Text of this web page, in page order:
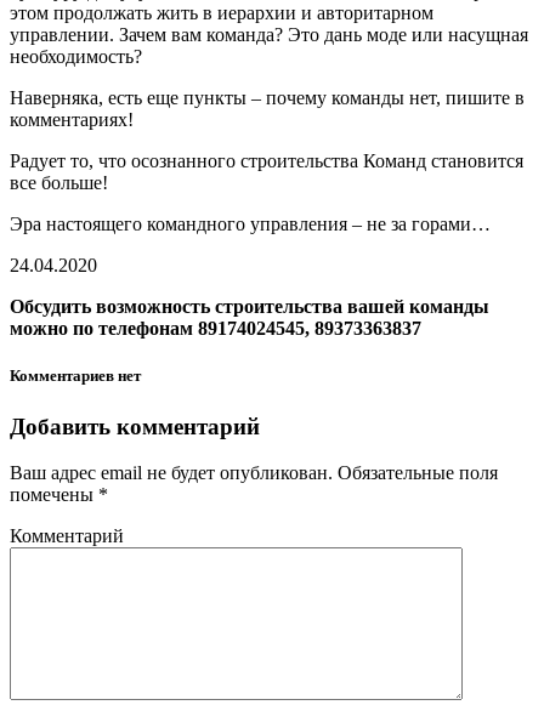
этом продолжать жить в иерархии и авторитарном
управлении. Зачем вам команда? Это дань моде или насущная
необходимость?
Наверняка, есть еще пункты – почему команды нет, пишите в
комментариях!
Радует то, что осознанного строительства Команд становится
все больше!
Эра настоящего командного управления – не за горами…
24.04.2020
Обсудить возможность строительства вашей команды
можно по телефонам 89174024545, 89373363837
Комментариев нет
Добавить комментарий
Ваш адрес email не будет опубликован. Обязательные поля
помечены *
Комментарий